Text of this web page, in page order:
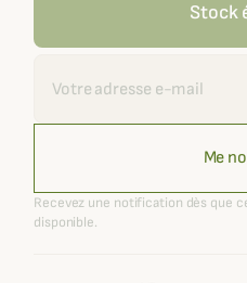
Stock
Me
Recevez une notification dès que
disponible.